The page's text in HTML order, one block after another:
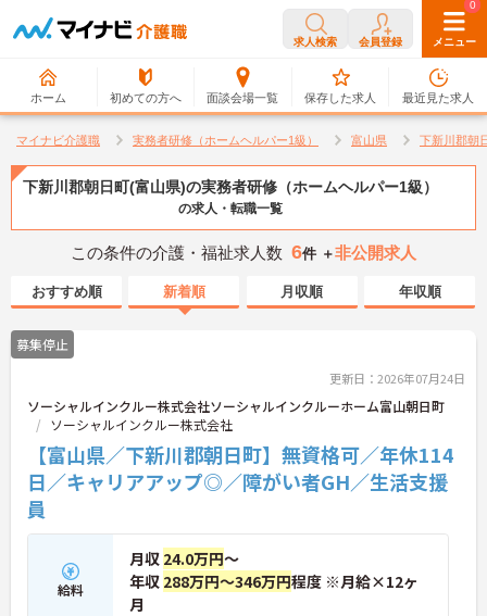
求人検索 会員登録 メニュー
ホーム 初めての方へ 面談会場一覧
0
保存した求人
0
最近見た求人
マイナビ介護職 実務者研修（ホームヘルパー1級） 富山県 下新川郡朝
下新川郡朝日町(富山県)の実務者研修（ホームヘルパー1級）
の求人・転職一覧
この条件の介護・福祉求人数 6件 ＋非公開求人
おすすめ順 新着順 月収順 年収順
募集停止
更新日：2026年07月24日
ソーシャルインクルー株式会社ソーシャルインクルーホーム富山朝日町
ソーシャルインクルー株式会社
【富山県／下新川郡朝日町】無資格可／年休114
日／キャリアアップ◎／障がい者GH／生活支援
員
給料
月収 24.0万円～
年収 288万円～346万円程度 ※月給×12ヶ
月